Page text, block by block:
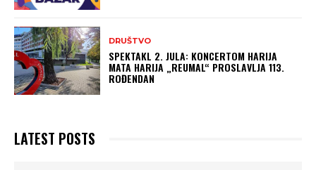
DRUŠTVO
SPEKTAKL 2. JULA: KONCERTOM HARIJA
MATA HARIJA „REUMAL“ PROSLAVLJA 113.
ROĐENDAN
LATEST POSTS